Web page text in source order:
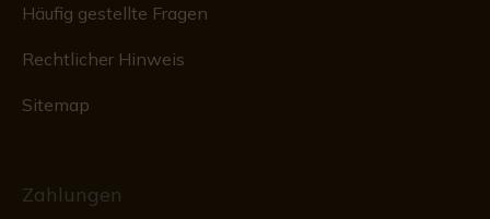
Häufig gestellte Fragen
Rechtlicher Hinweis
Sitemap
Zahlungen